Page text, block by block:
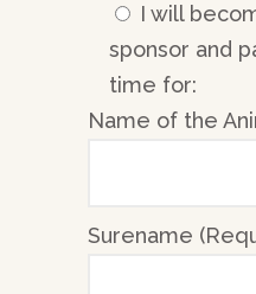
I will
sponsor and
time for:
Name of the
Surename